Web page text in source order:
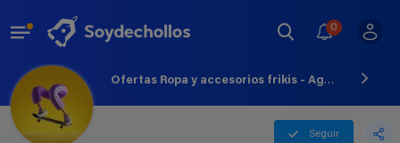
0
Ofertas Ropa y accesorios frikis - Agosto - 2026
Seguir